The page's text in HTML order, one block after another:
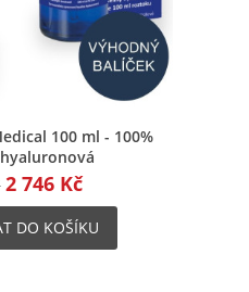
náhled100 ml - 100%
2 746 Kč
DO KOŠÍKU